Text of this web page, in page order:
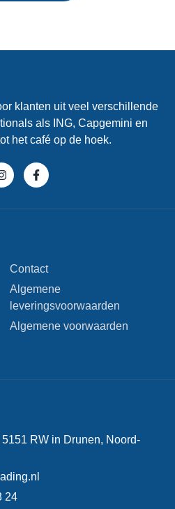
Contact
Algemene
leveringsvoorwaarden
Algemene voorwaarden
klanten uit veel verschillende
als ING, Capgemini en
het café op de hoek.
RW in Drunen, Noord-
24